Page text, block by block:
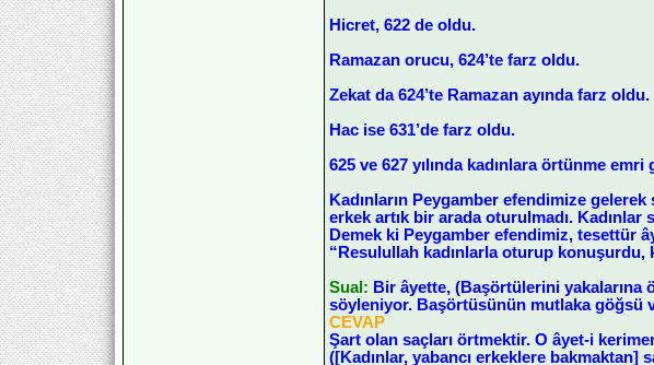
Hicret, 622 de oldu.
Ramazan orucu, 624’te farz oldu.
Zekat da 624’te Ramazan ayında farz oldu.
Hac ise 631’de farz oldu.
625 ve 627 yılında kadınlara örtünme emri
Kadınların Peygamber efendimize
erkek artık bir arada oturulmadı.
Demek ki Peygamber efendimiz, tesettür
“Resulullah kadınlarla oturup konuşurdu,
Sual: Bir âyette, (Başörtülerini yakalarına
söyleniyor. Başörtüsünün mutlaka göğsü
CEVAP
Şart olan saçları örtmektir. O âyet-i
([Kadınlar, yabancı erkeklere bakmaktan]